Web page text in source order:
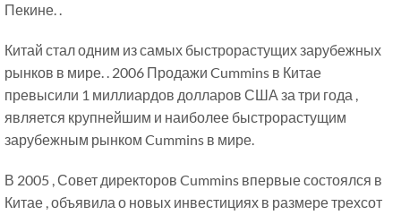
Пекине. .
Китай стал одним из самых быстрорастущих зарубежных
рынков в мире. . 2006 Продажи Cummins в Китае
превысили 1 миллиардов долларов США за три года ,
является крупнейшим и наиболее быстрорастущим
зарубежным рынком Cummins в мире.
В 2005 , Совет директоров Cummins впервые состоялся в
Китае , объявила о новых инвестициях в размере трехсот